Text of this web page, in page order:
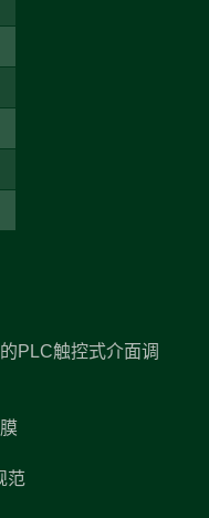
PLC触控式介面调
范